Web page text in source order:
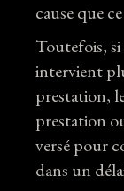
cause que
Toutefois, si
intervient
prestation,
prestation
versé pour
dans un